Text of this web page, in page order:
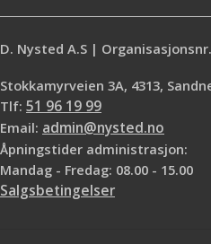
å se vårt brede utvalg, stoffprøver
solskjermingen som passer best i
D. Nysted A.S |
Stokkamyrveien 3A, 4313,
Tlf: 51 96 19 99
Email: admin@nysted.no
Åpningstider administrasjon:
Mandag - Fredag: 08.00 - 15.00
Salgsbetingelser